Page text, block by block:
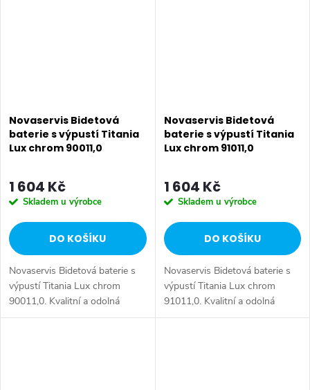
Novaservis Bidetová
baterie s výpustí Titania
Lux chrom 90011,0
1 604 Kč
Skladem u výrobce
DO KOŠÍKU
Novaservis Bidetová baterie s
výpustí Titania Lux chrom
90011,0. Kvalitní a odolná
keramická EKO kartuše KEROX
Novaservis Bidetová
baterie s výpustí Titania
Lux chrom 91011,0
1 604 Kč
Skladem u výrobce
DO KOŠÍKU
Novaservis Bidetová baterie s
výpustí Titania Lux chrom
91011,0. Kvalitní a odolná
keramická kartuše 40 mm s